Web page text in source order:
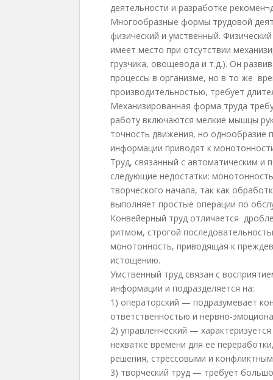
деятельности и разработке
Многообразные формы трудовой
физический и умственный.
имеет место при отсутствии
грузчика, овощевода и т.д.). Он
процессы в организме, но в то же
производительностью, требует
Механизированная форма труда
работу включаются мелкие мышцы
точность движения, но
информации приводят к
Труд, связанный с автоматическим и
следующие недостатки:
творческого начала, так как
выполняет простые операции по
Конвейерный труд отличается
ритмом, строгой
монотонность, приводящая к
истощению.
Умственный труд связан с
информации и подразделяется на:
1) операторский — подразумевает
ответственностью и нервно-
2) управленческий —
нехватке времени для ее
решения, стрессовыми и
3) творческий труд — требует